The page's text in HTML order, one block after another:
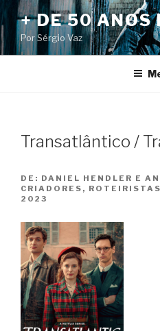
Pular
para
o
conteúdo
+ DE 50 ANOS
Por Sérgio Vaz
Transatlântico /
DE: DANIEL HENDLER E
CRIADORES,
2023